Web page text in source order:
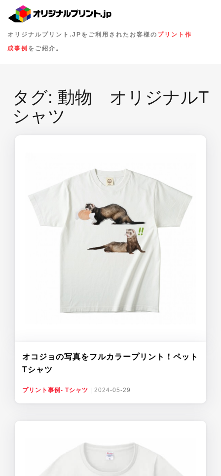
オリジナルプリント.JPをご利用されたお客様の プリント作
成事例 をご紹介。
タグ: 動物 オリジナルT
シャツ
オコジョの写真をフルカラープリント！ペット
Tシャツ
プリント事例- Tシャツ 2024-05-29